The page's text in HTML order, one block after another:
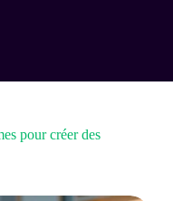
pour créer des